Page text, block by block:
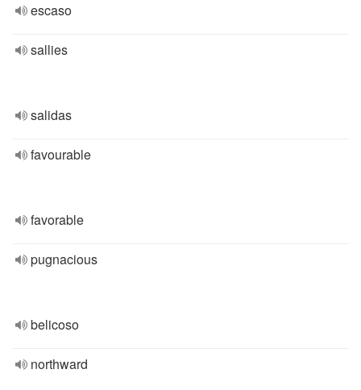
escaso
sallies
salidas
favourable
favorable
pugnacious
belicoso
northward